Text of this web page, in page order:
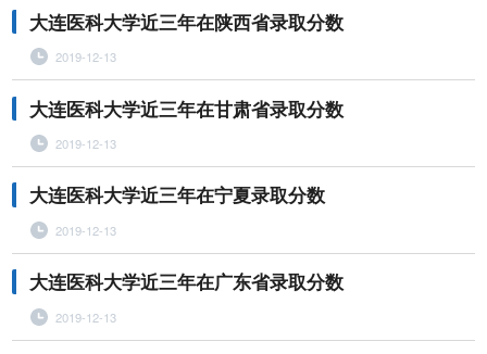
大连医科大学近三年在陕西省录取分数
2019-12-13
大连医科大学近三年在甘肃省录取分数
2019-12-13
大连医科大学近三年在宁夏录取分数
2019-12-13
大连医科大学近三年在广东省录取分数
2019-12-13